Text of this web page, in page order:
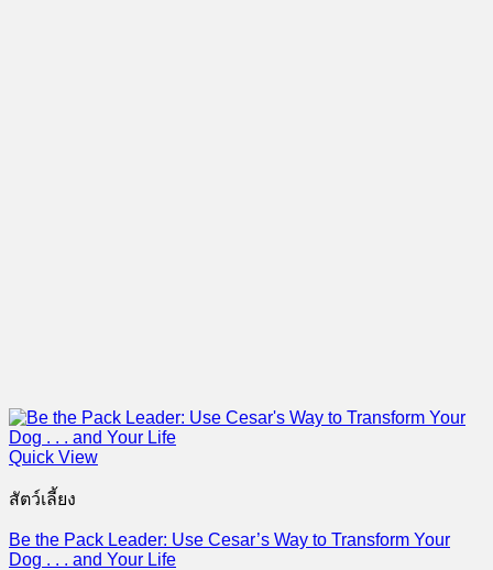
Quick View
สัตว์เลี้ยง
Be the Pack Leader: Use Cesar’s Way to Transform Your
Dog . . . and Your Life